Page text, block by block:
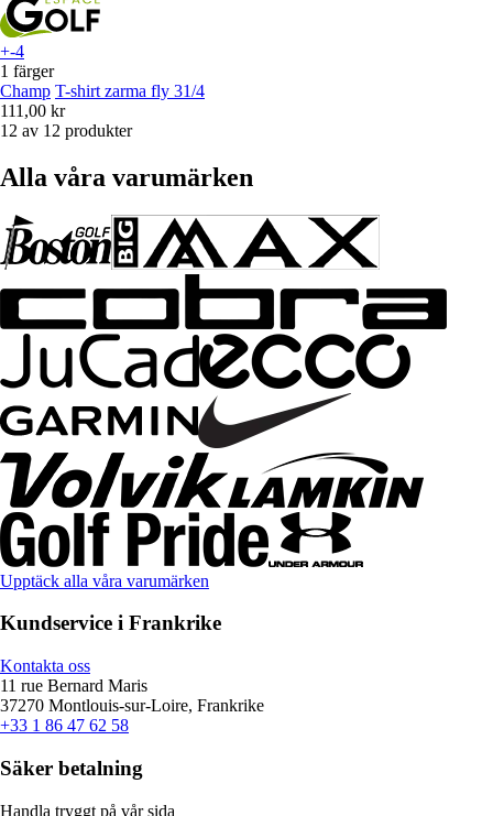
+-4
1 färger
Champ T-shirt zarma fly 31/4
111,00 kr
12 av 12 produkter
Alla våra varumärken
Upptäck alla våra varumärken
Kundservice i Frankrike
Kontakta oss
11 rue Bernard Maris
37270 Montlouis-sur-Loire, Frankrike
+33 1 86 47 62 58
Säker betalning
Handla tryggt på vår sida